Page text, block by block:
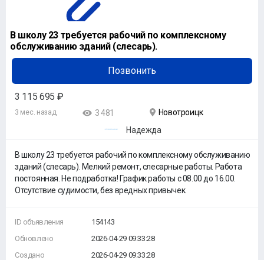
В школу 23 требуется рабочий по комплексному
обслуживанию зданий (слесарь).
Позвонить
3 115 695 ₽
3 мес. назад 3 481
Новотроицк
Надежда
В школу 23 требуется рабочий по комплексному обслуживанию
зданий (слесарь). Мелкий ремонт, слесарные работы. Работа
постоянная. Не подработка! График работы с 08.00 до 16.00.
Отсутствие судимости, без вредных привычек.
ID объявления
Обновлено
Создано
154143
2026-04-29 09:33:28
2026-04-29 09:33:28